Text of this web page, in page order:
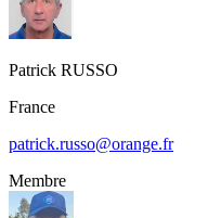
Patrick RUSSO
France
patrick.russo@orange.fr
Membre